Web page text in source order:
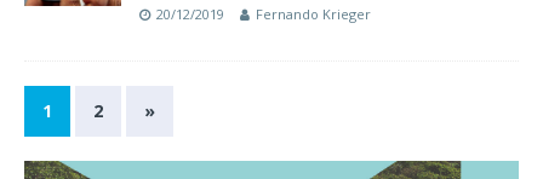
20/12/2019 Fernando Krieger
1 2 »